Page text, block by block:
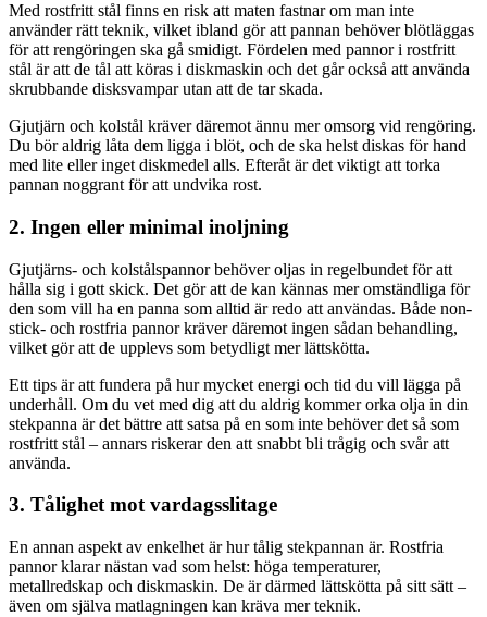
Med rostfritt stål finns en risk att maten fastnar om man inte
använder rätt teknik, vilket ibland gör att pannan behöver blötläggas
för att rengöringen ska gå smidigt. Fördelen med pannor i rostfritt
stål är att de tål att köras i diskmaskin och det går också att använda
skrubbande disksvampar utan att de tar skada.
Gjutjärn och kolstål kräver däremot ännu mer omsorg vid rengöring.
Du bör aldrig låta dem ligga i blöt, och de ska helst diskas för hand
med lite eller inget diskmedel alls. Efteråt är det viktigt att torka
pannan noggrant för att undvika rost.
2. Ingen eller minimal inoljning
Gjutjärns- och kolstålspannor behöver oljas in regelbundet för att
hålla sig i gott skick. Det gör att de kan kännas mer omständliga för
den som vill ha en panna som alltid är redo att användas. Både non-
stick- och rostfria pannor kräver däremot ingen sådan behandling,
vilket gör att de upplevs som betydligt mer lättskötta.
Ett tips är att fundera på hur mycket energi och tid du vill lägga på
underhåll. Om du vet med dig att du aldrig kommer orka olja in din
stekpanna är det bättre att satsa på en som inte behöver det så som
rostfritt stål – annars riskerar den att snabbt bli trågig och svår att
använda.
3. Tålighet mot vardagsslitage
En annan aspekt av enkelhet är hur tålig stekpannan är. Rostfria
pannor klarar nästan vad som helst: höga temperaturer,
metallredskap och diskmaskin. De är därmed lättskötta på sitt sätt –
även om själva matlagningen kan kräva mer teknik.